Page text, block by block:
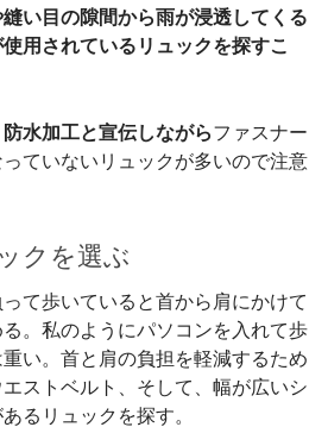
い目の隙間から雨が浸透してくる
用されているリュックを探すこ
水加工と宣伝しながらファスナー
ていないリュックが多いので注意
クを選ぶ
て歩いていると首から肩にかけて
。私のようにパソコンを入れて歩
い。首と肩の負担を軽減するため
ストベルト、そして、幅が広いシ
るリュックを探す。